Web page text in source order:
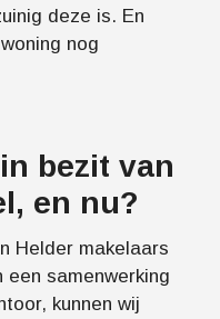
deze is. En
nog
bezit van
en nu?
Helder makelaars
samenwerking
kunnen wij